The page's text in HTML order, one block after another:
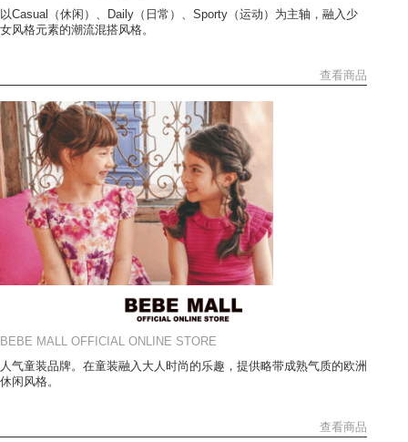
以Casual（休闲）、Daily（日常）、Sporty（运动）为主轴，融入少
女风格元素的潮流混搭风格。
查看商品
BEBE MALL OFFICIAL ONLINE STORE
人气童装品牌。在童装融入大人时尚的乐趣，提供略带成熟气质的欧洲
休闲风格。
查看商品